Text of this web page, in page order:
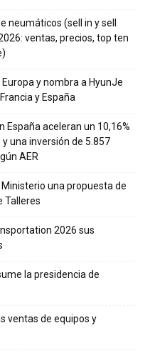
neumáticos (sell in y sell
ventas, precios, top ten
y nombra a HyunJe
y España
España aceleran un 10,16%
una inversión de 5.857
AER
Ministerio una propuesta de
Talleres
2026 sus
la presidencia de
ventas de equipos y